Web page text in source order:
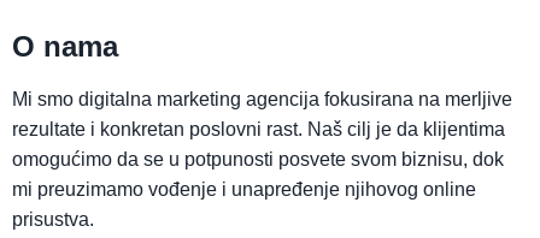
O nama
Mi smo digitalna marketing agencija fokusirana na merljive
rezultate i konkretan poslovni rast. Naš cilj je da klijentima
omogućimo da se u potpunosti posvete svom biznisu, dok
mi preuzimamo vođenje i unapređenje njihovog online
prisustva.